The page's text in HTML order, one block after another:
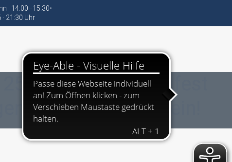
· 14:00–15:30•
21:30 Uhr
25. Melsunger Weinfest
Feiern ein!